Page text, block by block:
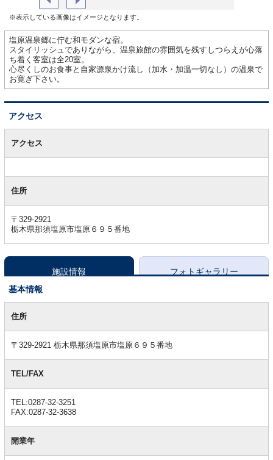
※表示している画像はイメージとなります。
塩原温泉郷に佇む和モダンな宿。
スタイリッシュでありながら、温泉旅館の雰囲気を残すしつらえが心落
ち着く客室は全20室。
心尽くしのお食事と自家源泉かけ流し（加水・加温一切なし）の温泉で
お寛ぎ下さい。
アクセス
アクセス
住所
〒329-2921
栃木県那須塩原市塩原６９５番地
施設情報
フォトギャラリー
基本情報
本住所
〒329-2921 栃木県那須塩原市塩原６９５番地
TEL/FAX
TEL:0287-32-3251
FAX:0287-32-3638
開業年